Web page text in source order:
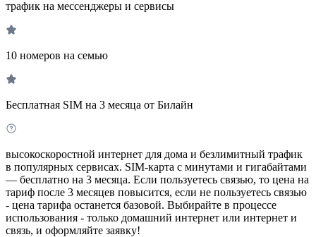
трафик на мессенджеры и сервисы
10 номеров на семью
Бесплатная SIM на 3 месяца от Билайн
высокоскоростной интернет для дома и безлимитный трафик
в популярных сервисах. SIM-карта с минутами и гигабайтами
— бесплатно на 3 месяца. Если пользуетесь связью, то цена на
тариф после 3 месяцев повысится, если не пользуетесь связью
- цена тарифа останется базовой. Выбирайте в процессе
использования - только домашний интернет или интернет и
связь, и оформляйте заявку!